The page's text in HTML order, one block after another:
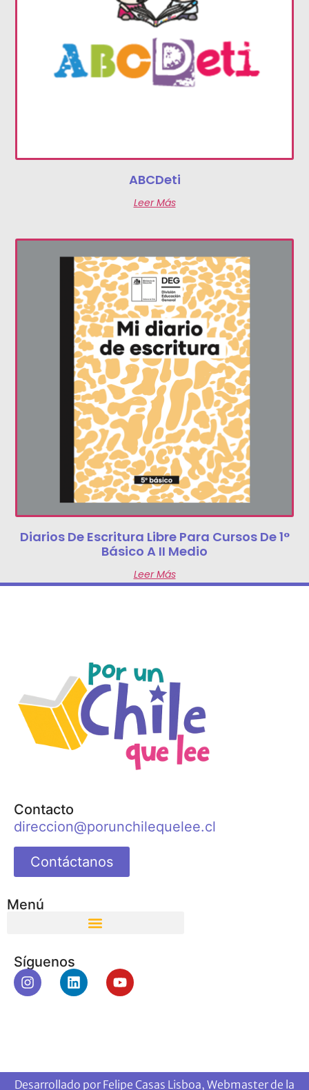
ABCDeti
Leer Más
Diarios De Escritura Libre Para Cursos De 1°
Básico A II Medio
Leer Más
Contacto
direccion@porunchilequelee.cl
Contáctanos
Menú
Síguenos
Desarrollado por Felipe Casas Lisboa, Webmaster de la